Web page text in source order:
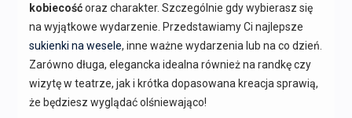
kobiecośćoraz charakter. Szczególnie gdy wybierasz się
na wyjątkowe wydarzenie. Przedstawiamy Ci najlepsze
sukienki na wesele, inne ważne wydarzenia lub na co dzień.
Zarówno długa, elegancka idealna również na randkę czy
wizytę w teatrze, jak i krótka dopasowana kreacja sprawią,
że będziesz wyglądać olśniewająco!